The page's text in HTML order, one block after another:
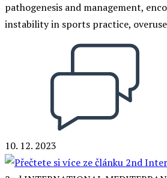
pathogenesis and management,
instability in sports practice,
10. 12. 2023